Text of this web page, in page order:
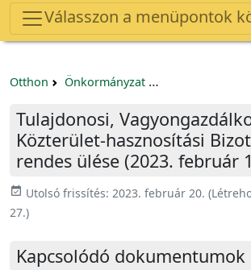
Válasszon a menüpontok
Otthon Önkormányzat
Tulajdonosi,
Közterület-hasznosítási
rendes ülése (2023. február
event_available Utolsó frissítés: 2023. február 20.
27.)
Kapcsolódó dokumentumok